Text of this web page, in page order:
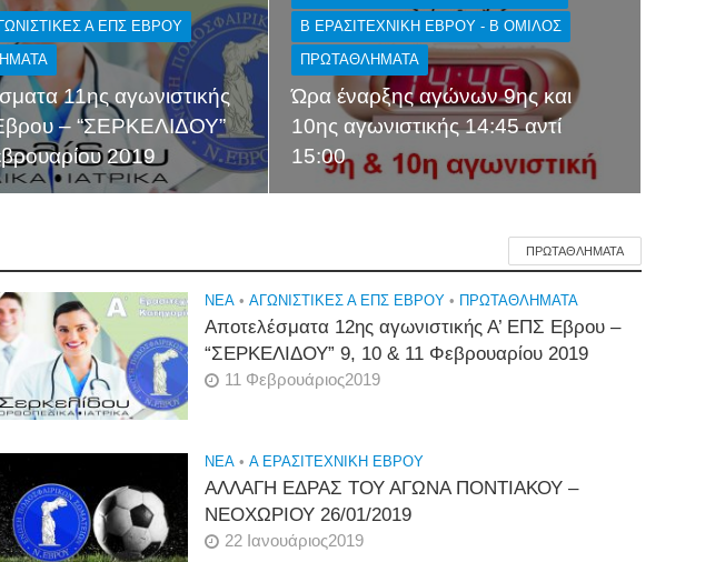
Α ΕΠΣ ΕΒΡΟΥ
11ης αγωνιστικής
– “ΣΕΡΚΕΛΙΔΟΥ”
2019
Β ΕΡΑΣΙΤΕΧΝΙΚΉ ΈΒΡΟΥ - Β ΌΜΙΛΟΣ
ΠΡΩΤΑΘΛΉΜΑΤΑ
Ώρα έναρξης αγώνων 9ης και
10ης αγωνιστικής 14:45 αντί
15:00
ΠΡΩΤΑΘΛΉΜΑΤΑ
NEA • ΑΓΩΝΙΣΤΙΚΕΣ Α ΕΠΣ ΕΒΡΟΥ • ΠΡΩΤΑΘΛΉΜΑΤΑ
Αποτελέσματα 12ης αγωνιστικής Α’ ΕΠΣ Εβρου –
“ΣΕΡΚΕΛΙΔΟΥ” 9, 10 & 11 Φεβρουαρίου 2019
11 Φεβρουάριος2019
NEA • Α ΕΡΑΣΙΤΕΧΝΙΚΉ ΈΒΡΟΥ
ΑΛΛΑΓΗ ΕΔΡΑΣ ΤΟΥ ΑΓΩΝΑ ΠΟΝΤΙΑΚΟΥ –
ΝΕΟΧΩΡΙΟΥ 26/01/2019
22 Ιανουάριος2019